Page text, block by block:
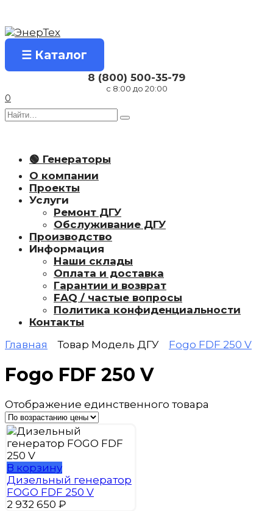
содержанию
☰ Каталог
8 (800) 500-35-79
с 8:00 до 20:00
0
Search
🟢 Генераторы
О компании
Проекты
Услуги
Ремонт ДГУ
Обслуживание ДГУ
Производство
Информация
Наши склады
Оплата и доставка
Гарантии и возврат
FAQ / частые вопросы
Политика конфиденциальности
Контакты
Главная
Товар Модель ДГУ Fogo FDF 250 V
Fogo FDF 250 V
Отображение единственного товара
В корзину
Дизельный генератор
FOGO FDF 250 V
2 932 650 ₽